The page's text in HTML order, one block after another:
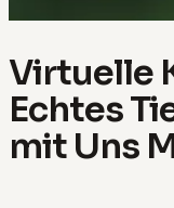
Virtuelle
Echtes
mit Uns